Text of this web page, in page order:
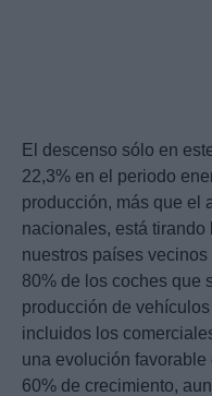
El descenso sólo en
22,3% en el periodo
producción, más que el
nacionales, está
nuestros países
80% de los coches que
producción de
incluidos los
una evolución
60% de crecimiento,